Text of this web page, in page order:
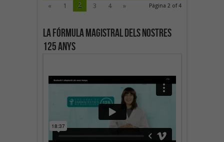
Pàgina 2 of 4
« 1 2 3 4 »
La fórmula magistral dels nostres
125 anys